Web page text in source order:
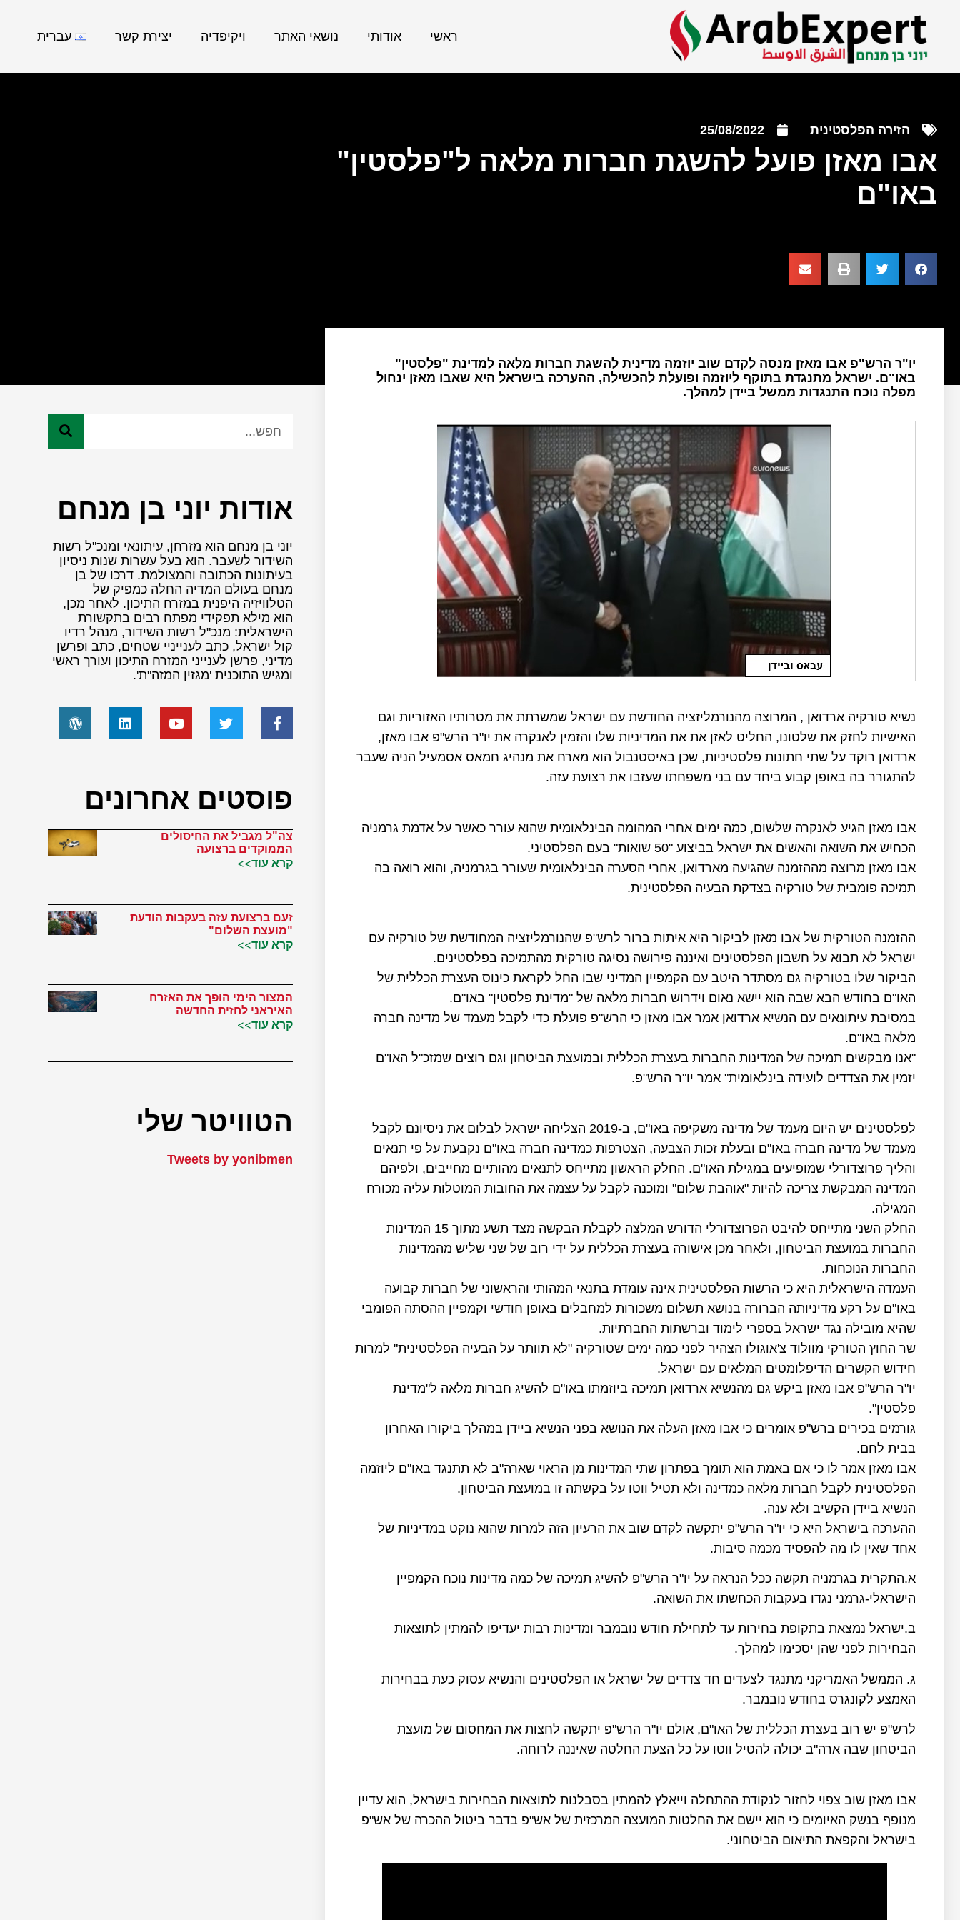
ראשי אודותי נושאי האתר ויקיפדיה יצירת קשר עברית
הזירה הפלסטינית 25/08/2022
אבו מאזן פועל להשגת חברות מלאה ל"פלסטין"
באו"ם
יו"ר הרש"פ אבו מאזן מנסה לקדם שוב יוזמה מדינית להשגת חברות מלאה למדינת "פלסטין"
באו"ם. ישראל מתנגדת בתוקף ליוזמה ופועלת להכשילה, ההערכה בישראל היא שאבו מאזן ינחול
מפלה נוכח התנגדות ממשל ביידן למהלך.
נשיא טורקיה ארדואן , המרוצה מהנורמליזציה החודשת עם ישראל שמשרתת את מטרותיו האזוריות וגם
האישיות לחזק את שלטונו, החליט לאזן את את המדיניות שלו והזמין לאנקרה את יו"ר הרש"פ אבו מאזן,
ארדואן רוקד על שתי חתונות פלסטיניות, שכן באיסטנבול הוא מארח את מנהיג חמאס אסמעיל הניה שעבר
להתגורר בה באופן קבוע ביחד עם בני משפחתו שעזבו את רצועת עזה.
אבו מאזן הגיע לאנקרה שלשום, כמה ימים אחרי המהומה הבינלאומית שהוא עורר כאשר על אדמת גרמניה
הכחיש את השואה והאשים את ישראל בביצוע "50 שואות" בעם הפלסטיני.
אבו מאזן מרוצה מההזמנה שהגיעה מארדואן, אחרי הסערה הבינלאומית שעורר בגרמניה, והוא רואה בה
תמיכה פומבית של טורקיה בצדקת הבעיה הפלסטינית.
ההזמנה הטורקית של אבו מאזן לביקור היא איתות ברור לרש"פ שהנורמליזציה המחודשת של טורקיה עם
ישראל לא תבוא על חשבון הפלסטינים ואיננה פירושה נסיגה טורקית מהתמיכה בפלסטינים.
הביקור שלו בטורקיה גם מסתדר היטב עם הקמפיין המדיני שבו החל לקראת כינוס העצרת הכללית של
האו"ם בחודש הבא שבה הוא יישא נאום וידרוש חברות מלאה של "מדינת פלסטין" באו"ם.
במסיבת עיתונאים עם הנשיא ארדואן אמר אבו מאזן כי הרש"פ פועלת כדי לקבל מעמד של מדינה חברה
מלאה באו"ם.
"אנו מבקשים תמיכה של המדינות החברות בעצרת הכללית ובמועצת הביטחון וגם רוצים שמזכ"ל האו"ם
יזמין את הצדדים לועידה בינלאומית" אמר יו"ר הרש"פ.
לפלסטינים יש היום מעמד של מדינה משקיפה באו"ם, ב-2019 הצליחה ישראל לבלום את ניסיונם לקבל
מעמד של מדינה חברה באו"ם ובעלת זכות הצבעה, הצטרפות כמדינה חברה באו"ם נקבעת על פי תנאים
והליך פרוצדורלי שמופיעים במגילת האו"ם. החלק הראשון מתייחס לתנאים מהותיים מחייבים, ולפיהם
המדינה המבקשת צריכה להיות "אוהבת שלום" ומוכנה לקבל על עצמה את החובות המוטלות עליה מכורח
המגילה.
החלק השני מתייחס להיבט הפרוצדורלי הדורש המלצה לקבלת הבקשה מצד תשע מתוך 15 המדינות
החברות במועצת הביטחון, ולאחר מכן אישורה בעצרת הכללית על ידי רוב של שני שליש מהמדינות
החברות הנוכחות.
העמדה הישראלית היא כי הרשות הפלסטינית אינה עומדת בתנאי המהותי והראשוני של חברות קבועה
באו"ם על רקע מדיניותה הברורה בנושא תשלום משכורות למחבלים באופן חודשי וקמפיין ההסתה הפומבי
שהיא מובילה נגד ישראל בספרי לימוד וברשתות החברתיות.
שר החוץ הטורקי מוולוד צ'אוגולו הצהיר לפני כמה ימים שטורקיה "לא תוותר על הבעיה הפלסטינית" למרות
חידוש הקשרים הדיפלומטים המלאים עם ישראל.
יו"ר הרש"פ אבו מאזן ביקש גם מהנשיא ארדואן תמיכה ביוזמתו באו"ם להשיג חברות מלאה ל"מדינת
פלסטין".
גורמים בכירים ברש"פ אומרים כי אבו מאזן העלה את הנושא בפני הנשיא ביידן במהלך ביקורו האחרון
בבית לחם.
אבו מאזן אמר לו כי אם באמת הוא תומך בפתרון שתי המדינות מן הראוי שארה"ב לא תתנגד באו"ם ליוזמה
הפלסטינית לקבל חברות מלאה כמדינה ולא תטיל ווטו על בקשתה זו במועצת הביטחון.
הנשיא ביידן הקשיב ולא ענה.
ההערכה בישראל היא כי יו"ר הרש"פ יתקשה לקדם שוב את הרעיון הזה למרות שהוא נוקט במדיניות של
אחד שאין לו מה להפסיד מכמה סיבות.
א.התקרית בגרמניה תקשה ככל הנראה על יו"ר הרש"פ להשיג תמיכה של כמה מדינות נוכח הקמפיין
הישראלי-גרמני נגדו בעקבות הכחשתו את השואה.
ב.ישראל נמצאת בתקופת בחירות עד לתחילת חודש נובמבר ומדינות רבות יעדיפו להמתין לתוצאות
הבחירות לפני שהן יסכימו למהלך.
ג. הממשל האמריקני מתנגד לצעדים חד צדדים של ישראל או הפלסטינים והנשיא עסוק כעת בבחירות
האמצע לקונגרס בחודש נובמבר.
לרש"פ יש רוב בעצרת הכללית של האו"ם, אולם יו"ר הרש"פ יתקשה לחצות את המחסום של מועצת
הביטחון שבה ארה"ב יכולה להטיל ווטו על כל הצעת החלטה שאיננה לרוחה.
אבו מאזן שוב צפוי לחזור לנקודת ההתחלה וייאלץ להמתין בסבלנות לתוצאות הבחירות בישראל, הוא עדיין
מנופף בנשק האיומים כי הוא יישם את החלטות המועצה המרכזית של אש"פ בדבר ביטול ההכרה של אש"פ
בישראל והקפאת התיאום הביטחוני.
אודות יוני בן מנחם
יוני בן מנחם הוא מזרחן, עיתונאי ומנכ"ל רשות
השידור לשעבר. הוא בעל עשרות שנות ניסיון
בעיתונות הכתובה והמצולמת. דרכו של בן
מנחם בעולם המדיה החלה כמפיק של
הטלוויזיה היפנית במזרח התיכון. לאחר מכן,
הוא מילא תפקידי מפתח רבים בתקשורת
הישראלית: מנכ"ל רשות השידור, מנהל רדיו
קול ישראל, כתב לענייניי שטחים, כתב ופרשן
מדיני, פרשן לענייני המזרח התיכון ועורך ראשי
ומגיש התוכנית 'מגזין המזה"ת'.
פוסטים אחרונים
צה"ל מגביל את החיסולים
הממוקדים ברצועה
קרא עוד>>
זעם ברצועת עזה בעקבות הודעת
"מועצת השלום"
קרא עוד>>
המצור הימי הופך את האזרח
האיראני לחזית החדשה
קרא עוד>>
הטוויטר שלי
Tweets by yonibmen